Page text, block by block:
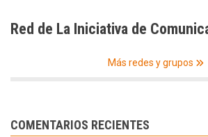
Red de La Iniciativa de
Más redes y grupos
COMENTARIOS RECIENTES